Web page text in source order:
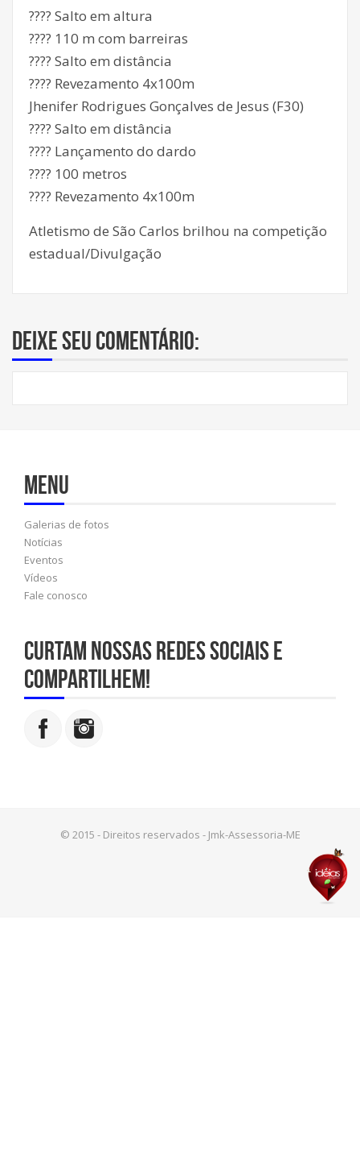
???? Salto em altura
???? 110 m com barreiras
???? Salto em distância
???? Revezamento 4x100m
Jhenifer Rodrigues Gonçalves de Jesus (F30)
???? Salto em distância
???? Lançamento do dardo
???? 100 metros
???? Revezamento 4x100m
Atletismo de São Carlos brilhou na competição
estadual/Divulgação
Deixe seu comentário:
Menu
Galerias de fotos
Notícias
Eventos
Vídeos
Fale conosco
Curtam nossas redes sociais e
compartilhem!
© 2015 - Direitos reservados - Jmk-Assessoria-ME